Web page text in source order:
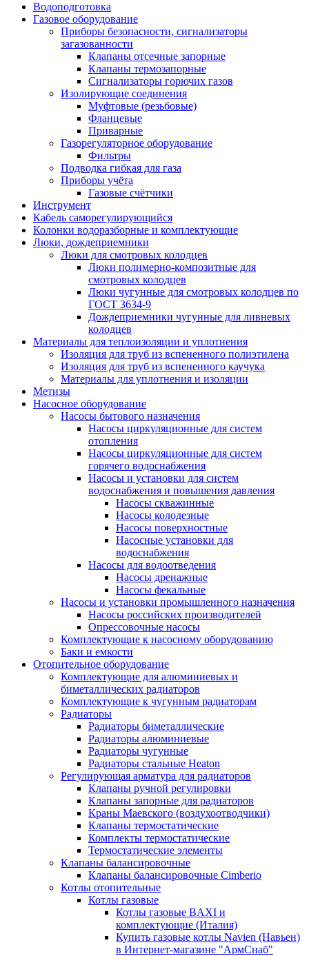
Водоподготовка
Газовое оборудование
Приборы безопасности, сигнализаторы
загазованности
Клапаны отсечные запорные
Клапаны термозапорные
Сигнализаторы горючих газов
Изолирующие соединения
Муфтовые (резьбовые)
Фланцевые
Приварные
Газорегуляторное оборудование
Фильтры
Подводка гибкая для газа
Приборы учёта
Газовые счётчики
Инструмент
Кабель саморегулирующийся
Колонки водоразборные и комплектующие
Люки, дождеприемники
Люки для смотровых колодцев
Люки полимерно-композитные для
смотровых колодцев
Люки чугунные для смотровых колодцев по
ГОСТ 3634-9
Дождеприемники чугунные для ливневых
колодцев
Материалы для теплоизоляции и уплотнения
Изоляция для труб из вспененного полиэтилена
Изоляция для труб из вспененного каучука
Материалы для уплотнения и изоляции
Метизы
Насосное оборудование
Насосы бытового назначения
Насосы циркуляционные для систем
отопления
Насосы циркуляционные для систем
горячего водоснабжения
Насосы и установки для систем
водоснабжения и повышения давления
Насосы скважинные
Насосы колодезные
Насосы поверхностные
Насосные установки для
водоснабжения
Насосы для водоотведения
Насосы дренажные
Насосы фекальные
Насосы и установки промышленного назначения
Насосы российских производителей
Опрессовочные насосы
Комплектующие к насосному оборудованию
Баки и емкости
Отопительное оборудование
Комплектующие для алюминиевых и
биметаллических радиаторов
Комплектующие к чугунным радиаторам
Радиаторы
Радиаторы биметаллические
Радиаторы алюминиевые
Радиаторы чугунные
Радиаторы стальные Heaton
Регулирующая арматура для радиаторов
Клапаны ручной регулировки
Клапаны запорные для радиаторов
Краны Маевского (воздухоотводчики)
Клапаны термостатические
Комплекты термостатические
Термостатические элементы
Клапаны балансировочные
Клапаны балансировочные Cimberio
Котлы отопительные
Котлы газовые
Котлы газовые BAXI и
комплектующие (Италия)
Купить газовые котлы Navien (Навьен)
в Интернет-магазине "АрмСнаб"